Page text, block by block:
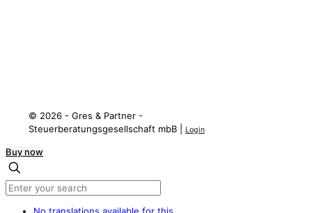
© 2026 - Gres & Partner -
Steuerberatungsgesellschaft mbB |
Login
Buy now